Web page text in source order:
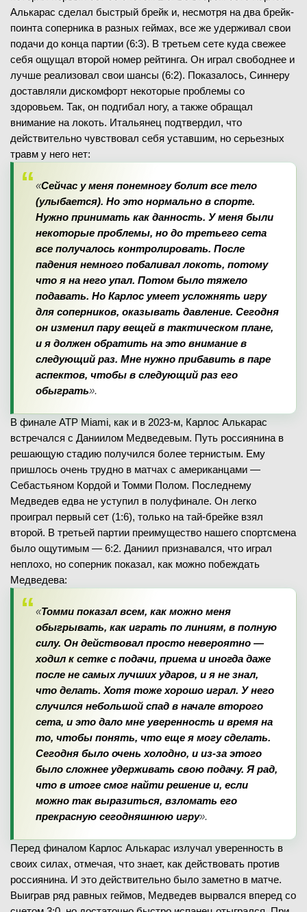
Алькарас сделал быстрый брейк и, несмотря на два брейк-
поинта соперника в разных геймах, все же удерживал свои
подачи до конца партии (6:3). В третьем сете куда свежее
себя ощущал второй номер рейтинга. Он играл свободнее и
лучше реализовал свои шансы (6:2). Показалось, Синнеру
доставляли дискомфорт некоторые проблемы со
здоровьем. Так, он подгибал ногу, а также обращал
внимание на локоть. Итальянец подтвердил, что
действительно чувствовал себя уставшим, но серьезных
травм у него нет:
«Сейчас у меня понемногу болит все тело
(улыбается). Но это нормально в спорте.
Нужно принимать как данность. У меня были
некоторые проблемы, но до третьего сета
все получалось контролировать. После
падения немного побаливал локоть, потому
что я на него упал. Потом было тяжело
подавать. Но Карлос умеет усложнять игру
для соперников, оказывать давление. Сегодня
он изменил пару вещей в тактическом плане,
и я должен обратить на это внимание в
следующий раз. Мне нужно прибавить в паре
аспектов, чтобы в следующий раз его
обыграть».
В финале ATP Miami, как и в 2023-м, Карлос Алькарас
встречался с Даниилом Медведевым. Путь россиянина в
решающую стадию получился более тернистым. Ему
пришлось очень трудно в матчах с американцами —
Себастьяном Кордой и Томми Полом. Последнему
Медведев едва не уступил в полуфинале. Он легко
проиграл первый сет (1:6), только на тай-брейке взял
второй. В третьей партии преимущество нашего спортсмена
было ощутимым — 6:2. Даниил признавался, что играл
неплохо, но соперник показал, как можно побеждать
Медведева:
«Томми показал всем, как можно меня
обыгрывать, как играть по линиям, в полную
силу. Он действовал просто невероятно —
ходил к сетке с подачи, приема и иногда даже
после не самых лучших ударов, и я не знал,
что делать. Хотя тоже хорошо играл. У него
случился небольшой спад в начале второго
сета, и это дало мне уверенность и время на
то, чтобы понять, что еще я могу сделать.
Сегодня было очень холодно, и из-за этого
было сложнее удерживать свою подачу. Я рад,
что в итоге смог найти решение и, если
можно так выразиться, взломать его
прекрасную сегодняшнюю игру».
Перед финалом Карлос Алькарас излучал уверенность в
своих силах, отмечая, что знает, как действовать против
россиянина. И это действительно было заметно в матче.
Выиграв ряд равных геймов, Медведев вырвался вперед со